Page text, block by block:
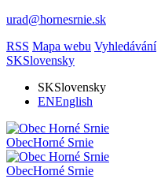
urad@hornesrnie.sk
RSS Mapa webu Vyhledávání
SKSlovensky
SKSlovensky
ENEnglish
ObecHorné Srnie
ObecHorné Srnie